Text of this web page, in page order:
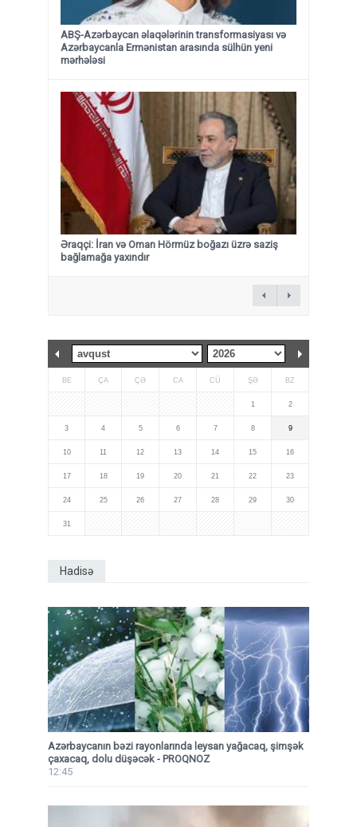
ABŞ-Azərbaycan əlaqələrinin transformasiyası və
Azərbaycanla Ermənistan arasında sülhün yeni
mərhələsi
Əraqçi: İran və Oman Hörmüz boğazı üzrə saziş
bağlamağa yaxındır
BE ÇA ÇƏ CA CÜ ŞƏ BZ
1 2
3 4 5 6 7 8 9
10 11 12 13 14 15 16
17 18 19 20 21 22 23
24 25 26 27 28 29 30
31
Hadisə
Azərbaycanın bəzi rayonlarında leysan yağacaq, şimşək
çaxacaq, dolu düşəcək - PROQNOZ
12:45